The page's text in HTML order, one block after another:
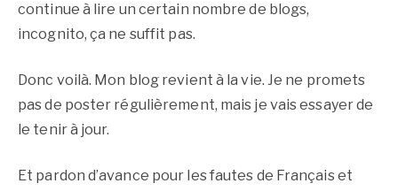
continue à lire un certain nombre de blogs,
incognito, ça ne suffit pas.
Donc voilà. Mon blog revient à la vie. Je ne promets
pas de poster régulièrement, mais je vais essayer de
le tenir à jour.
Et pardon d’avance pour les fautes de Français et